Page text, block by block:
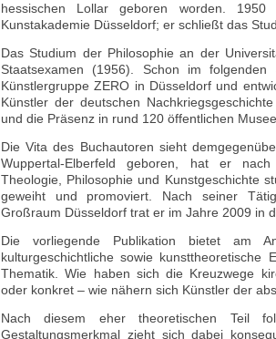
hessischen Lollar geboren worden.
Kunstakademie Düsseldorf; er schließt das
Das Studium der Philosophie an der
Staatsexamen (1956). Schon im
Künstlergruppe ZERO in Düsseldorf und
Künstler der deutschen
und die Präsenz in rund 120 öffentlichen
Die Vita des Buchautoren sieht
Wuppertal-Elberfeld geboren, hat er
Theologie, Philosophie und Kunstgeschichte
geweiht und promoviert. Nach seiner
Großraum Düsseldorf trat er im Jahre 2009 in
Die vorliegende Publikation bietet am
kulturgeschichtliche sowie kunsttheoretische
Thematik. Wie haben sich die Kreuzwege
oder konkret – wie nähern sich Künstler der
Nach diesem eher theoretischen Teil
Gestaltungsmerkmal zieht sich dabei